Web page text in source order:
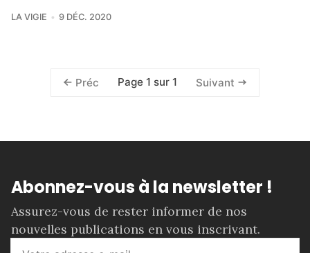
LA VIGIE 9 DÉC. 2020
Préc Page 1 sur 1 Suivant
Abonnez-vous à la newsletter !
Assurez-vous de rester informer de nos
nouvelles publications en vous inscrivant.